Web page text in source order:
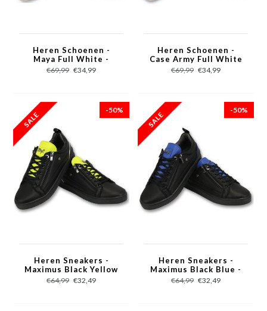
Heren Schoenen -
Maya Full White -
CMS97 - Wit
€69,99 €34,99
Heren Schoenen -
Case Army Full White
- CMS11 - Wit
€69,99 €34,99
-50%
Heren Sneakers -
Maximus Black Yellow
- CMS97 - Zwart
€64,99 €32,49
-50%
Heren Sneakers -
Maximus Black Blue -
CMS97 - Zwart/Blauw
€64,99 €32,49